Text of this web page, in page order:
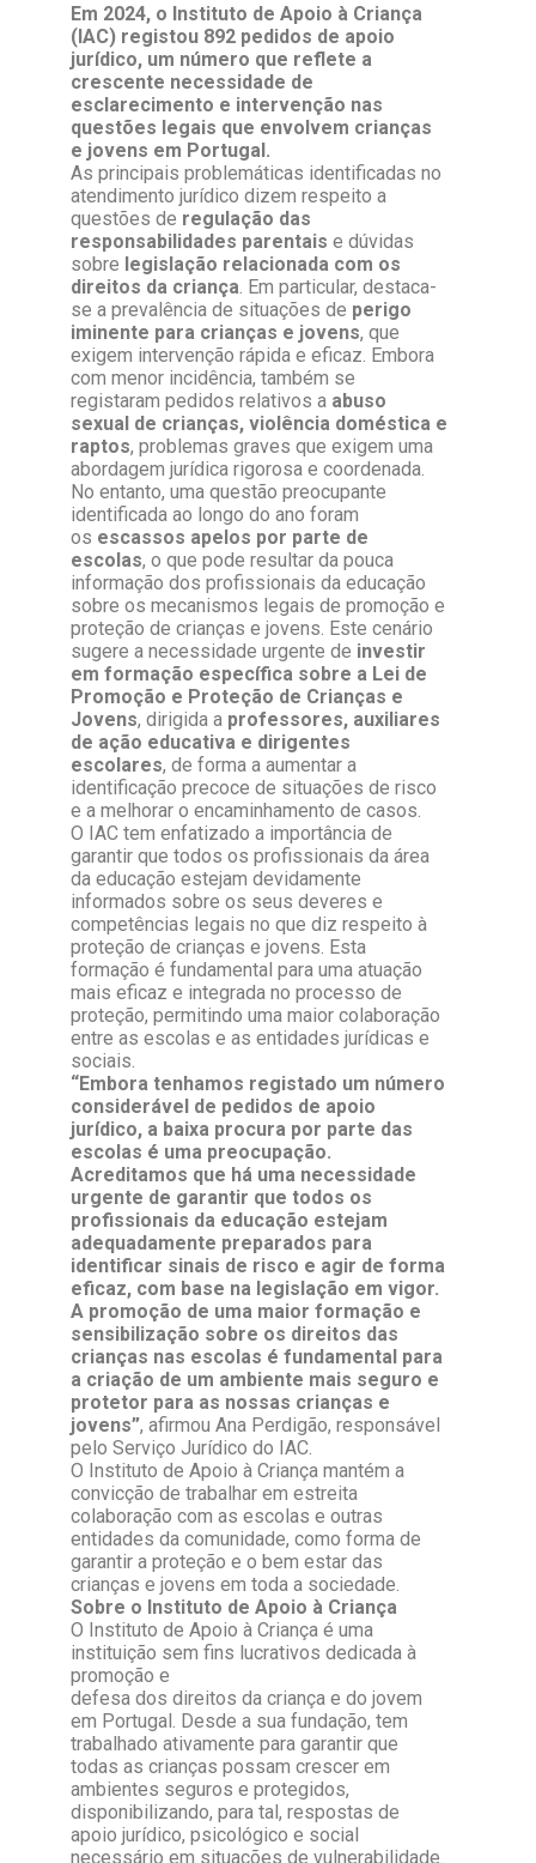
Em 2024, o Instituto de Apoio à Criança
(IAC) registou 892 pedidos de apoio
jurídico, um número que reflete a
crescente necessidade de
esclarecimento e intervenção nas
questões legais que envolvem crianças
e jovens em Portugal.
As principais problemáticas identificadas no
atendimento jurídico dizem respeito a
questões de regulação das
responsabilidades parentais e dúvidas
sobre legislação relacionada com os
direitos da criança. Em particular, destaca-
se a prevalência de situações de perigo
iminente para crianças e jovens, que
exigem intervenção rápida e eficaz. Embora
com menor incidência, também se
registaram pedidos relativos a abuso
sexual de crianças, violência doméstica e
raptos, problemas graves que exigem uma
abordagem jurídica rigorosa e coordenada.
No entanto, uma questão preocupante
identificada ao longo do ano foram
os escassos apelos por parte de
escolas, o que pode resultar da pouca
informação dos profissionais da educação
sobre os mecanismos legais de promoção e
proteção de crianças e jovens. Este cenário
sugere a necessidade urgente de investir
em formação específica sobre a Lei de
Promoção e Proteção de Crianças e
Jovens, dirigida a professores, auxiliares
de ação educativa e dirigentes
escolares, de forma a aumentar a
identificação precoce de situações de risco
e a melhorar o encaminhamento de casos.
O IAC tem enfatizado a importância de
garantir que todos os profissionais da área
da educação estejam devidamente
informados sobre os seus deveres e
competências legais no que diz respeito à
proteção de crianças e jovens. Esta
formação é fundamental para uma atuação
mais eficaz e integrada no processo de
proteção, permitindo uma maior colaboração
entre as escolas e as entidades jurídicas e
sociais.
“Embora tenhamos registado um número
considerável de pedidos de apoio
jurídico, a baixa procura por parte das
escolas é uma preocupação.
Acreditamos que há uma necessidade
urgente de garantir que todos os
profissionais da educação estejam
adequadamente preparados para
identificar sinais de risco e agir de forma
eficaz, com base na legislação em vigor.
A promoção de uma maior formação e
sensibilização sobre os direitos das
crianças nas escolas é fundamental para
a criação de um ambiente mais seguro e
protetor para as nossas crianças e
jovens”, afirmou Ana Perdigão, responsável
pelo Serviço Jurídico do IAC.
O Instituto de Apoio à Criança mantém a
convicção de trabalhar em estreita
colaboração com as escolas e outras
entidades da comunidade, como forma de
garantir a proteção e o bem estar das
crianças e jovens em toda a sociedade.
Sobre o Instituto de Apoio à Criança
O Instituto de Apoio à Criança é uma
instituição sem fins lucrativos dedicada à
promoção e
defesa dos direitos da criança e do jovem
em Portugal. Desde a sua fundação, tem
trabalhado ativamente para garantir que
todas as crianças possam crescer em
ambientes seguros e protegidos,
disponibilizando, para tal, respostas de
apoio jurídico, psicológico e social
necessário em situações de vulnerabilidade.